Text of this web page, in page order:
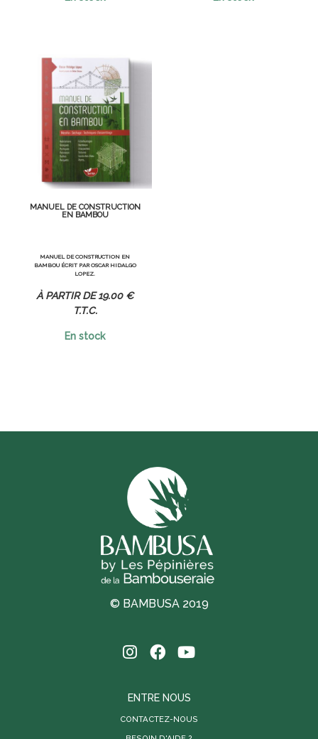
MANUEL DE CONSTRUCTION
EN BAMBOU
MANUEL DE CONSTRUCTION EN
BAMBOU ÉCRIT PAR OSCAR HIDALGO
LOPEZ.
19.00 €
T.T.C.
En stock
© BAMBUSA 2019
ENTRE NOUS
CONTACTEZ-NOUS